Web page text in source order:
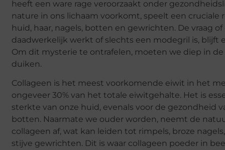
heeft een ware rage veroorzaakt onder
nature in ons lichaam voorkomt, speelt een cruciale
huid, haar, nagels, botten en gewrichten. De vraag
daadwerkelijk werkt of slechts een modegril is, blijft
Om dit mysterie te ontrafelen, moeten we diep in
duiken.
Collageen is het meest voorkomende eiwit in het
ongeveer 30% van het totale eiwitgehalte. Het is
sterkte van onze huid, evenals voor de gezondheid
botten. Naarmate we ouder worden, neemt de
collageen af, wat kan leiden tot rimpels, broze
stijve gewrichten. Dit is waar collageen poeder in